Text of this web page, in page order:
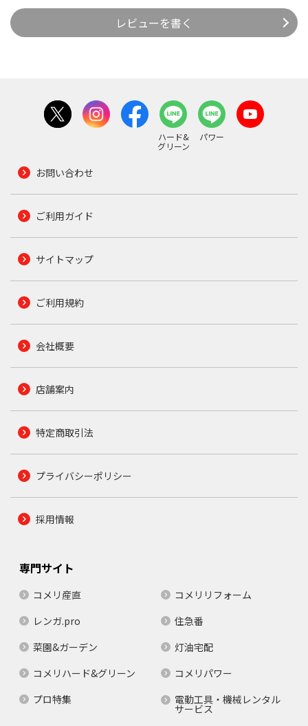
レビューを書く
ハード&
グリーン
パワー
お問い合わせ
ご利用ガイド
サイトマップ
ご利用規約
会社概要
店舗案内
特定商取引法
プライバシーポリシー
採用情報
専門サイト
コメリ産直
コメリリフォーム
レンガ.pro
住急番
菜園&ガーデン
灯油宅配
コメリハード&グリーン
コメリパワー
プロ特集
電動工具・機械レンタル
サービス